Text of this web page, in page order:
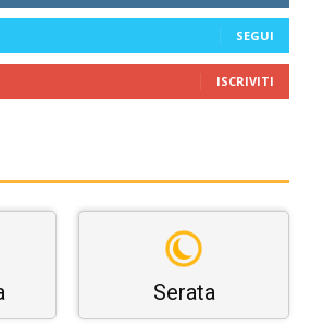
SEGUI
ISCRIVITI
Serata